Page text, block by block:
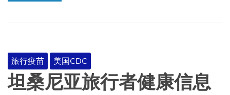
旅行疫苗 美国CDC
坦桑尼亚旅行者健康信息